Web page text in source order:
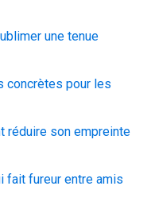
une tenue
concrètes pour les
réduire son empreinte
fait fureur entre amis